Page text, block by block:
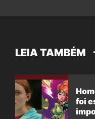
LEIA TAMBÉM
foi